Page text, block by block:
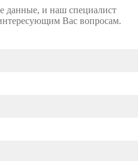
данные, и наш специалист
Вас вопросам.